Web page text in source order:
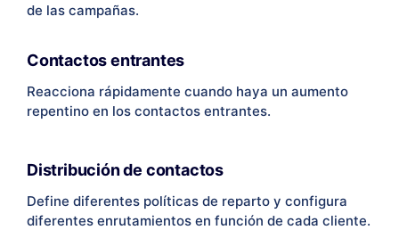
de las campañas.
Contactos entrantes
Reacciona rápidamente cuando haya un aumento
repentino en los contactos entrantes.
Distribución de contactos
Define diferentes políticas de reparto y configura
diferentes enrutamientos en función de cada cliente.